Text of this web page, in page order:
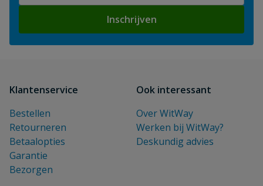
Inschrijven
Klantenservice
Bestellen
Retourneren
Betaalopties
Garantie
Bezorgen
Ook interessant
Over WitWay
Werken bij WitWay?
Deskundig advies